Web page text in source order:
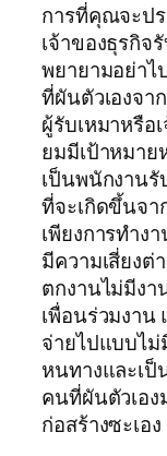
การที่คุณจะปร
เจ้าของธุรกิจ
พยายามอย่าไ
ที่ผันตัวเองจา
ผู้รับเหมาหรือ
ยมมีเป้าหมาย
เป็นพนักงาน
ที่จะเกิดขึ้นจา
เพียงการทำง
มีความเสี่ยงต่
ตกงานไม่มีง
เพื่อนร่วมงาน
จ่ายไปแบบไม่
หนทางและเป็
คนที่ผันตัวเอง
ก่อสร้างซะเอง